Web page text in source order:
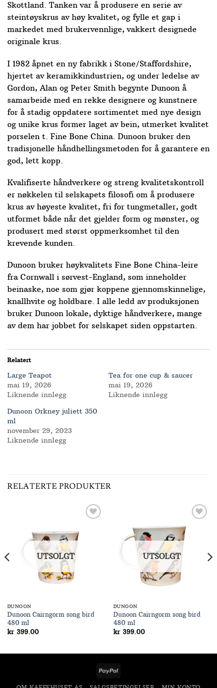
Skottland. Tanken var å produsere en serie av
steintøyskrus av høy kvalitet, og fylle et gap i
markedet med brukervennlige, vakkert designede
originale krus.
I 1982 åpnet en ny fabrikk i Stone/Staffordshire,
hjertet av keramikkindustrien, og under ledelse av
Gordon, Alan og Peter Smith begynte Dunoon å
samarbeide med en rekke designere og kunstnere
for å stadig oppdatere sortimentet med nye design
og unike krus former laget av bein, utmerket kvalitet
porselen t. Fine Bone China. Dunoon bruker den
tradisjonelle håndhellingsmetoden for å garantere en
god, lett kopp.
Kvalifiserte håndverkere og streng kvalitetskontroll
er nøkkelen til selskapets filosofi om å produsere
krus av høyeste kvalitet, fri for tungmetaller, godt
utformet både når det gjelder form og mønster, og
produsert med størst oppmerksomhet til den
krevende kunden.
Dunoon bruker høykvalitets Fine Bone China-leire
fra Cornwall i sørvest-England, som inneholder
beinaske, noe som gjør koppene gjennomskinnelige,
knallhvite og holdbare. I alle ledd av produksjonen
bruker Dunoon lokale, dyktige håndverkere, mange
av dem har jobbet for selskapet siden oppstarten.
Relatert
Large Teapot
mai 19, 2026
Liknende innlegg
Tea for one cup & saucer
mai 19, 2026
Liknende innlegg
Dunoon Orkney juliett 350
ml
november 29, 2023
Liknende innlegg
RELATERTE PRODUKTER
Wishlist
UTSOLGT
DUNOON
Dunoon Cairngorm song bird
480 ml
kr399.00
Add to
Wishlist
UTSOLGT
DUNOON
Dunoon Cairngorm song bird
480 ml
kr399.00
PayPal